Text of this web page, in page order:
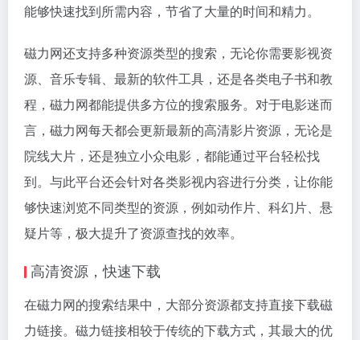
能够快速找到所需内容，节省了大量的时间和精力。
磁力网还支持多种资源类型的搜索，无论你需要影视资
源、音乐专辑、最新的软件工具，还是各类电子书和教
程，磁力网都能提供多方位的搜索服务。对于电影迷而
言，磁力网每天都会更新最新的高清影片资源，无论是
院线大片，还是独立小众电影，都能通过平台轻松找
到。与此平台还会针对各类影视内容进行分类，让你能
够快速浏览不同类型的资源，例如动作片、科幻片、悬
疑片等，极大提升了资源查找的效率。
高清资源，快速下载
在磁力网的搜索结果中，大部分资源都支持直接下载磁
力链接。磁力链接相较于传统的下载方式，其最大的优